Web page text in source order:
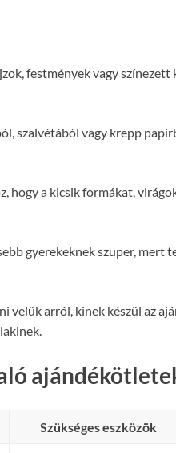
festmények vagy színezett
szalvétából vagy krepp
hogy a kicsik formákat,
gyerekeknek szuper, mert
velük arról, kinek készül az
Szükséges eszközök